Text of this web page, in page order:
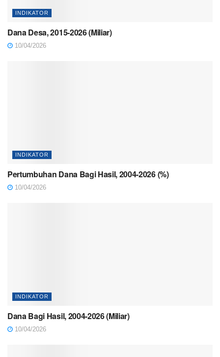
INDIKATOR
Dana Desa, 2015-2026 (Miliar)
10/04/2026
INDIKATOR
Pertumbuhan Dana Bagi Hasil, 2004-2026 (%)
10/04/2026
INDIKATOR
Dana Bagi Hasil, 2004-2026 (Miliar)
10/04/2026